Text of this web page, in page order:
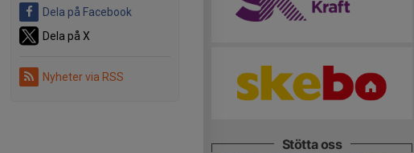
Dela på Facebook
Dela på X
Nyheter via RSS
Stötta oss